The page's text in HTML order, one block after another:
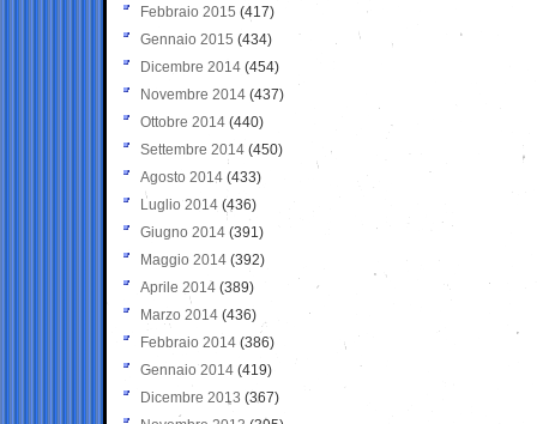
Febbraio 2015 (417)
Gennaio 2015 (434)
Dicembre 2014 (454)
Novembre 2014 (437)
Ottobre 2014 (440)
Settembre 2014 (450)
Agosto 2014 (433)
Luglio 2014 (436)
Giugno 2014 (391)
Maggio 2014 (392)
Aprile 2014 (389)
Marzo 2014 (436)
Febbraio 2014 (386)
Gennaio 2014 (419)
Dicembre 2013 (367)